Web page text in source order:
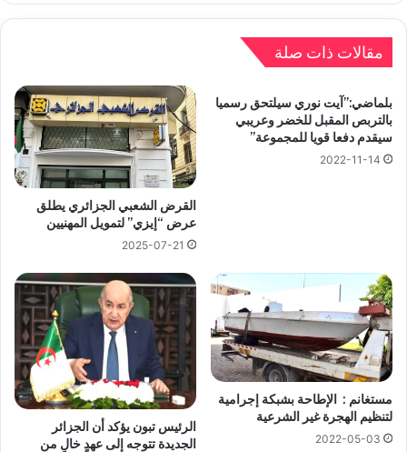
مقالات ذات صلة
بلماضي:”آيت نوري سيلتحق رسميا
بالتربص المقبل للخضر وعريبي
سيقدم دفعا قويا للمجموعة”
2022-11-14
القرض الشعبي الجزائري يطلق
عرض “إيزي” لتمويل المهنيين
2025-07-21
مستغانم : الإطاحة بشبكة إجرامية
لتنظيم الهجرة غير الشرعية
2022-05-03
الرئيس تبون يؤكد أن الجزائر
الجديدة تتوجه إلى عهدٍ خالٍ من